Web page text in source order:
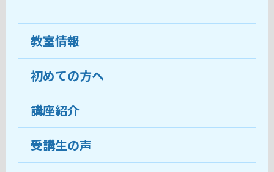
教室情報
教室について
受講生の声
おすすめ・人気の講座
初めての方へ
ココがおすすめ
料金
講座紹介
受講生の声